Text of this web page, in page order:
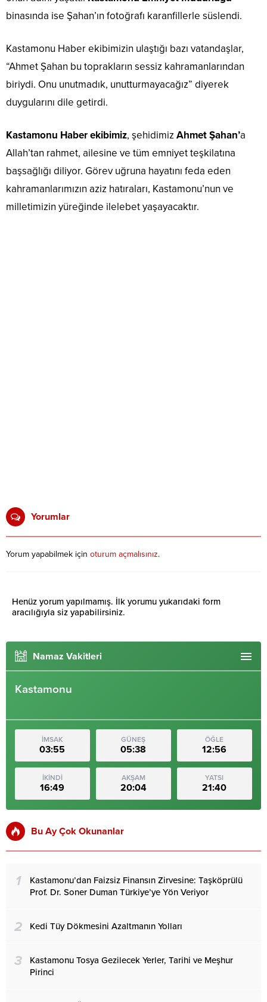
binasında ise Şahan’ın fotoğrafı karanfillerle süslendi.
Kastamonu Haber ekibimizin ulaştığı bazı vatandaşlar,
“Ahmet Şahan bu toprakların sessiz kahramanlarından
biriydi. Onu unutmadık, unutturmayacağız” diyerek
duygularını dile getirdi.
Kastamonu Haber ekibimiz, şehidimizAhmet Şahan’a
Allah’tan rahmet, ailesine ve tüm emniyet teşkilatına
başsağlığı diliyor. Görev uğruna hayatını feda eden
kahramanlarımızın aziz hatıraları, Kastamonu’nun ve
milletimizin yüreğinde ilelebet yaşayacaktır.
Yorumlar
Yorum yapabilmek için oturum açmalısınız.
Henüz yorum yapılmamış. İlk yorumu yukarıdaki form
aracılığıyla siz yapabilirsiniz.
Namaz Vakitleri
Kastamonu
İMSAK
03:55
GÜNEŞ
05:38
ÖĞLE
12:56
İKİNDİ
16:49
AKŞAM
20:04
YATSI
21:40
Bu Ay Çok Okunanlar
1
Kastamonu’dan Faizsiz Finansın Zirvesine: Taşköprülü
Prof. Dr. Soner Duman Türkiye’ye Yön Veriyor
2 Kedi Tüy Dökmesini Azaltmanın Yolları
3
Kastamonu Tosya Gezilecek Yerler, Tarihi ve Meşhur
Pirinci